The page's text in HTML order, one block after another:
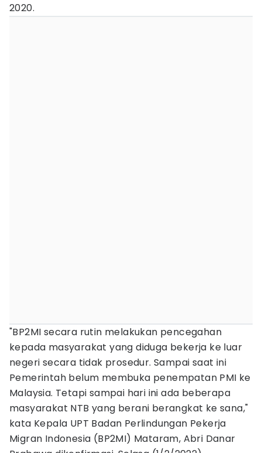
2020.
"BP2MI secara rutin melakukan pencegahan
kepada masyarakat yang diduga bekerja ke luar
negeri secara tidak prosedur. Sampai saat ini
Pemerintah belum membuka penempatan PMI ke
Malaysia. Tetapi sampai hari ini ada beberapa
masyarakat NTB yang berani berangkat ke sana,"
kata Kepala UPT Badan Perlindungan Pekerja
Migran Indonesia (BP2MI) Mataram, Abri Danar